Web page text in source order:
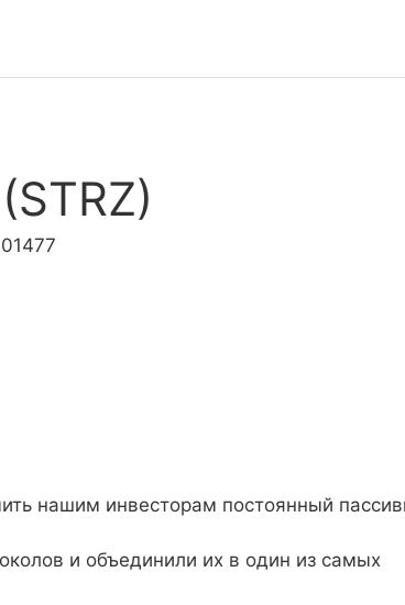
нашим инвесторам постоянный
и объединили их в один из самых